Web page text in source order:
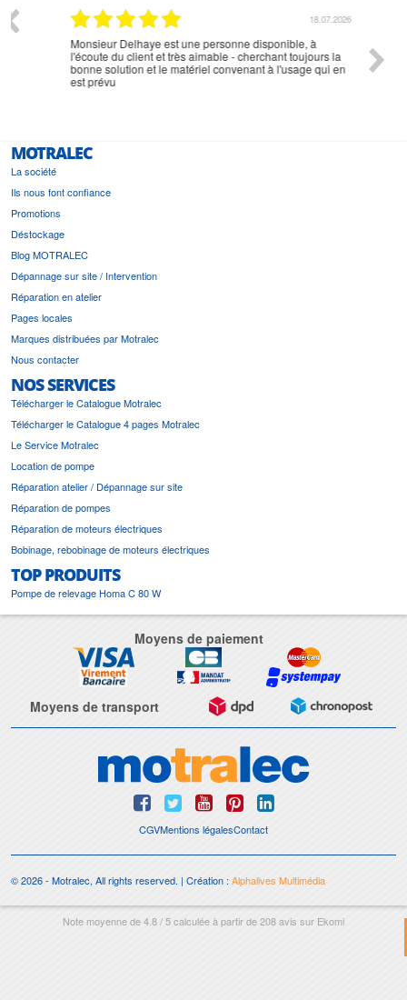
18.07.2026
Monsieur Delhaye est une personne disponible, à
l'écoute du client et très aimable - cherchant toujours la
bonne solution et le matériel convenant à l'usage qui en
est prévu
MOTRALEC
La société
Ils nous font confiance
Promotions
Déstockage
Blog MOTRALEC
Dépannage sur site / Intervention
Réparation en atelier
Pages locales
Marques distribuées par Motralec
Nous contacter
NOS SERVICES
Télécharger le Catalogue Motralec
Télécharger le Catalogue 4 pages Motralec
Le Service Motralec
Location de pompe
Réparation atelier / Dépannage sur site
Réparation de pompes
Réparation de moteurs électriques
Bobinage, rebobinage de moteurs électriques
TOP PRODUITS
Pompe de relevage Homa C 80 W
Moyens de paiement
Moyens de transport
CGVMentions légalesContact
© 2026 - Motralec, All rights reserved. | Création :Alphalives Multimédia
Note moyenne de4.8/5calculée à partir de208avis sur Ekomi